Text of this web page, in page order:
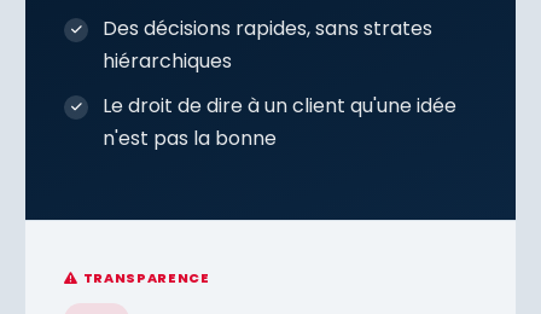
Des décisions rapides, sans strates
hiérarchiques
Le droit de dire à un client qu'une idée
n'est pas la bonne
TRANSPARENCE